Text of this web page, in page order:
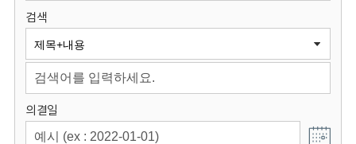
원
회
검색
의결일